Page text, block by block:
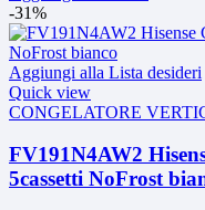
-31%
Aggiungi alla Lista desideri
Quick view
CONGELATORE
FV191N4AW2
5cassetti NoFrost